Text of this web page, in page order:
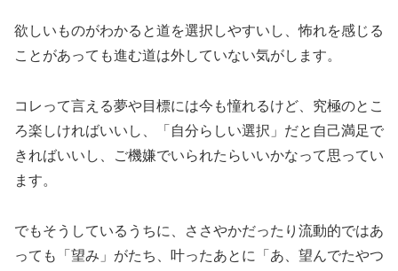
欲しいものがわかると道を選択しやすいし、怖れを感じる
ことがあっても進む道は外していない気がします。
コレって言える夢や目標には今も憧れるけど、究極のとこ
ろ楽しければいいし、「自分らしい選択」だと自己満足で
きればいいし、ご機嫌でいられたらいいかなって思ってい
ます。
でもそうしているうちに、ささやかだったり流動的ではあ
っても「望み」がたち、叶ったあとに「あ、望んでたやつ